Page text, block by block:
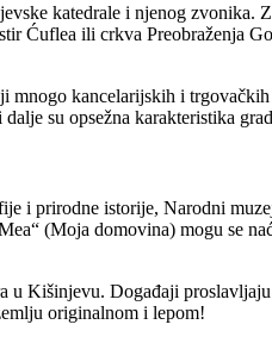
katedrale i njenog
Ćuflea ili crkva Preobraženja
mnogo kancelarijskih i
su opsežna karakteristika
i prirodne istorije, Narodni
(Moja domovina) mogu se
Kišinjevu. Događaji
originalnom i lepom!